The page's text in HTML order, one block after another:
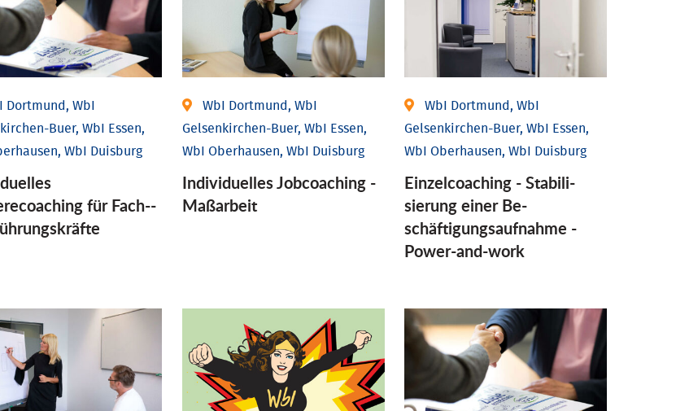
Dortmund, WbI
Buer, WbI Essen,
WbI Duisburg
für Fach-­
WbI Dortmund, WbI
Gelsenkirchen-Buer, WbI Essen,
WbI Oberhausen, WbI Duisburg
Individu­elles Job­coaching -
Maßarbeit
WbI Dortmund, WbI
Gelsenkirchen-Buer, WbI Essen,
WbI Oberhausen, WbI Duisburg
Einzel­coaching - Stabili­
sierung einer Be­
schäftigungs­aufnahme -
Power-and-work